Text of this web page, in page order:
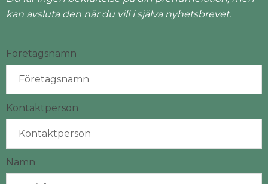
kan avsluta den när du vill i själva nyhetsbrevet.
Företagsnamn
Kontaktperson
Namn